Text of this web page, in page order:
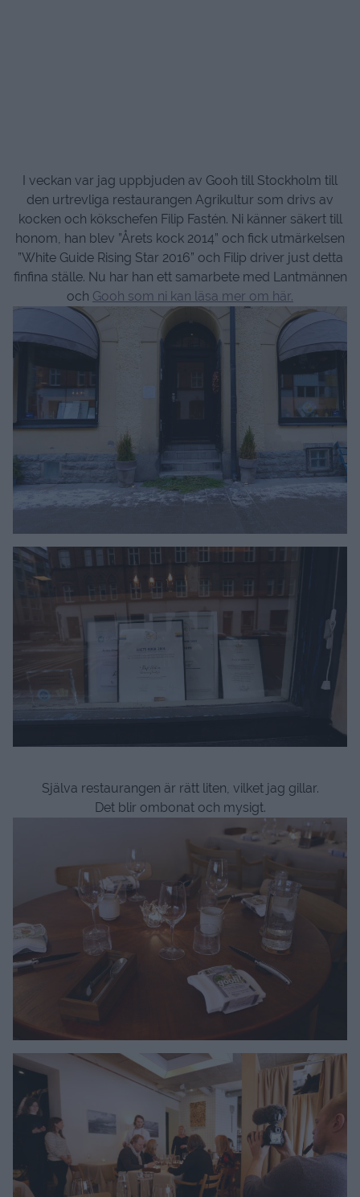
I veckan var jag uppbjuden av Gooh till Stockholm till
den urtrevliga restaurangen Agrikultur som drivs av
kocken och kökschefen Filip Fastén. Ni känner säkert till
honom, han blev ”Årets kock 2014” och fick utmärkelsen
”White Guide Rising Star 2016” och Filip driver just detta
finfina ställe. Nu har han ett samarbete med Lantmännen
och Gooh som ni kan läsa mer om här.
Själva restaurangen är rätt liten, vilket jag gillar.
Det blir ombonat och mysigt.